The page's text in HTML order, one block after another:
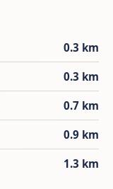
0.3 km
0.3 km
0.7 km
0.9 km
1.3 km